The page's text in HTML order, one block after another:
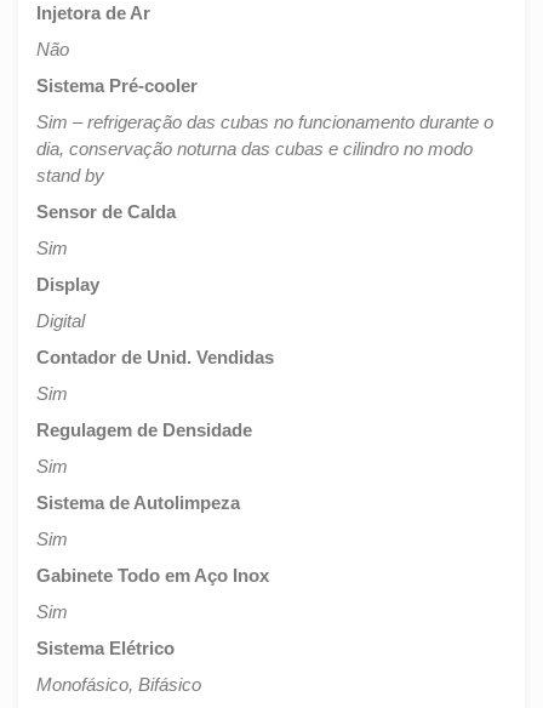
Injetora de Ar
Não
Sistema Pré-cooler
Sim – refrigeração das cubas no funcionamento durante o
dia, conservação noturna das cubas e cilindro no modo
stand by
Sensor de Calda
Sim
Display
Digital
Contador de Unid. Vendidas
Sim
Regulagem de Densidade
Sim
Sistema de Autolimpeza
Sim
Gabinete Todo em Aço Inox
Sim
Sistema Elétrico
Monofásico, Bifásico